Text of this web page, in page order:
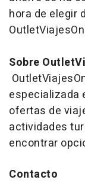
hora de elegir
Sobre
especializada
ofertas de
actividades
encontrar
Contacto